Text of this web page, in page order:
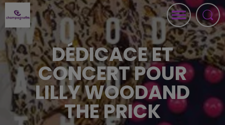
DÉDICACE ET
CONCERT POUR
LILLY WOODAND
THE PRICK